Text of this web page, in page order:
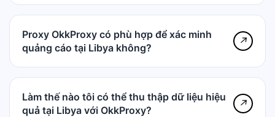
Proxy OkkProxy có phù hợp để xác minh
quảng cáo tại Libya không?
↗
Làm thế nào tôi có thể thu thập dữ liệu hiệu
quả tại Libya với OkkProxy?
↗